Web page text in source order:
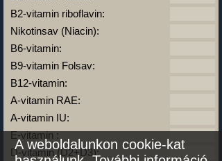
B2-vitamin riboflavin:
Nikotinsav (Niacin):
B6-vitamin:
B9-vitamin Folsav:
B12-vitamin:
A-vitamin RAE:
A-vitamin IU:
E-vitamin :
D-vitamin (D2+D3):
A weboldalunkon cookie-kat